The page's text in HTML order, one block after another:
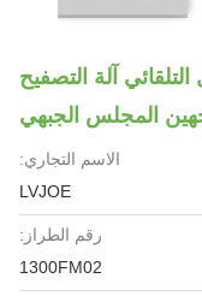
آلة التصفيح
المجلس الجبهي
الاسم التجاري:
LVJOE
رقم الطراز:
1300FM02